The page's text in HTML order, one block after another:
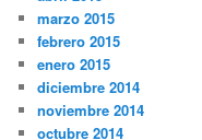
marzo 2015
febrero 2015
enero 2015
diciembre 2014
noviembre 2014
octubre 2014